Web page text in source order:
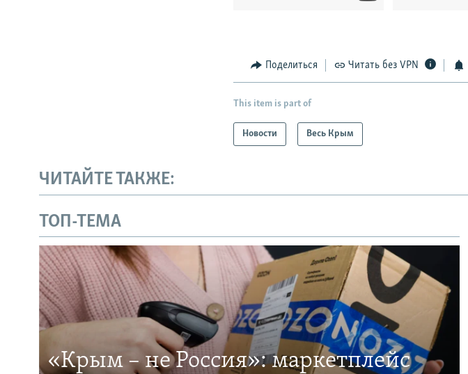
Поделиться Читать без VPN
This item is part of
Новости Весь Крым
ЧИТАЙТЕ ТАКЖЕ:
ТОП-ТЕМА
«Крым – не Россия»: маркетплейс